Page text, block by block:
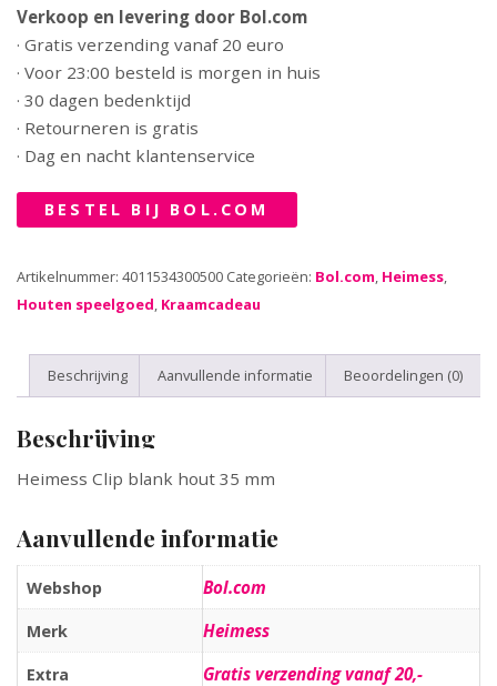
Verkoop en levering door Bol.com
· Gratis verzending vanaf 20 euro
· Voor 23:00 besteld is morgen in huis
· 30 dagen bedenktijd
· Retourneren is gratis
· Dag en nacht klantenservice
BESTEL BIJ BOL.COM
Artikelnummer: 4011534300500 Categorieën: Bol.com, Heimess,
Houten speelgoed, Kraamcadeau
Beschrijving Aanvullende informatie Beoordelingen (0)
Beschrijving
Heimess Clip blank hout 35 mm
Aanvullende informatie
Webshop Bol.com
Merk Heimess
Extra Gratis verzending vanaf 20,-